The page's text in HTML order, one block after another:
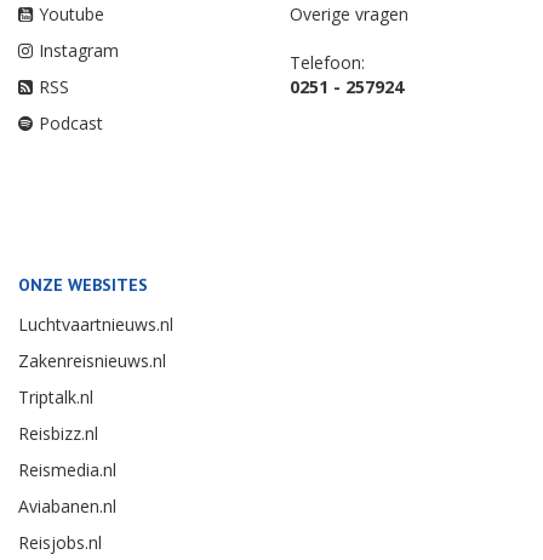
Youtube
Instagram
RSS
Podcast
Overige vragen
Telefoon:
0251 - 257924
ONZE WEBSITES
Luchtvaartnieuws.nl
Zakenreisnieuws.nl
Triptalk.nl
Reisbizz.nl
Reismedia.nl
Aviabanen.nl
Reisjobs.nl